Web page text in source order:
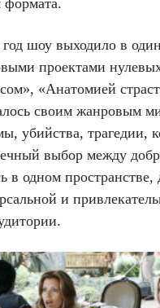
формата.
шоу выходило в
проектами
«Анатомией
своим жанровым
убийства, трагедии,
выбор между
в одном пространстве,
и